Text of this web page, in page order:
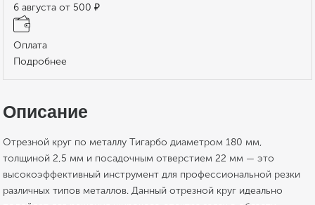
6 августа от 500 ₽
Оплата
Подробнее
Описание
Отрезной круг по металлу Тигарбо диаметром 180 мм,
толщиной 2,5 мм и посадочным отверстием 22 мм — это
высокоэффективный инструмент для профессиональной резки
различных типов металлов. Данный отрезной круг идеально